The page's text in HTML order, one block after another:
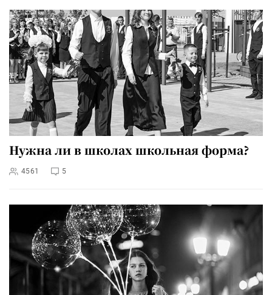
Нужна ли в школах школьная форма?
4561 5